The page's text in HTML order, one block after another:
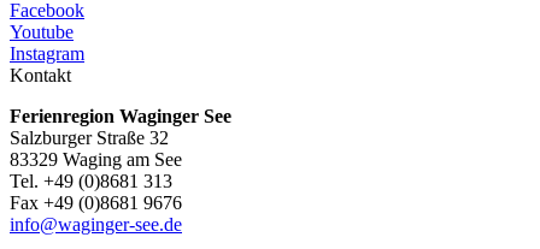
Facebook
Youtube
Instagram
Kontakt
Ferienregion Waginger See
Salzburger Straße 32
83329 Waging am See
Tel. +49 (0)8681 313
Fax +49 (0)8681 9676
info@waginger-see.de